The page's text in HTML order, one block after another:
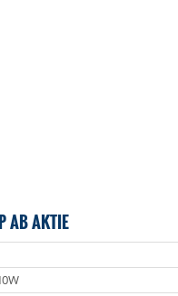
AB AKTIE